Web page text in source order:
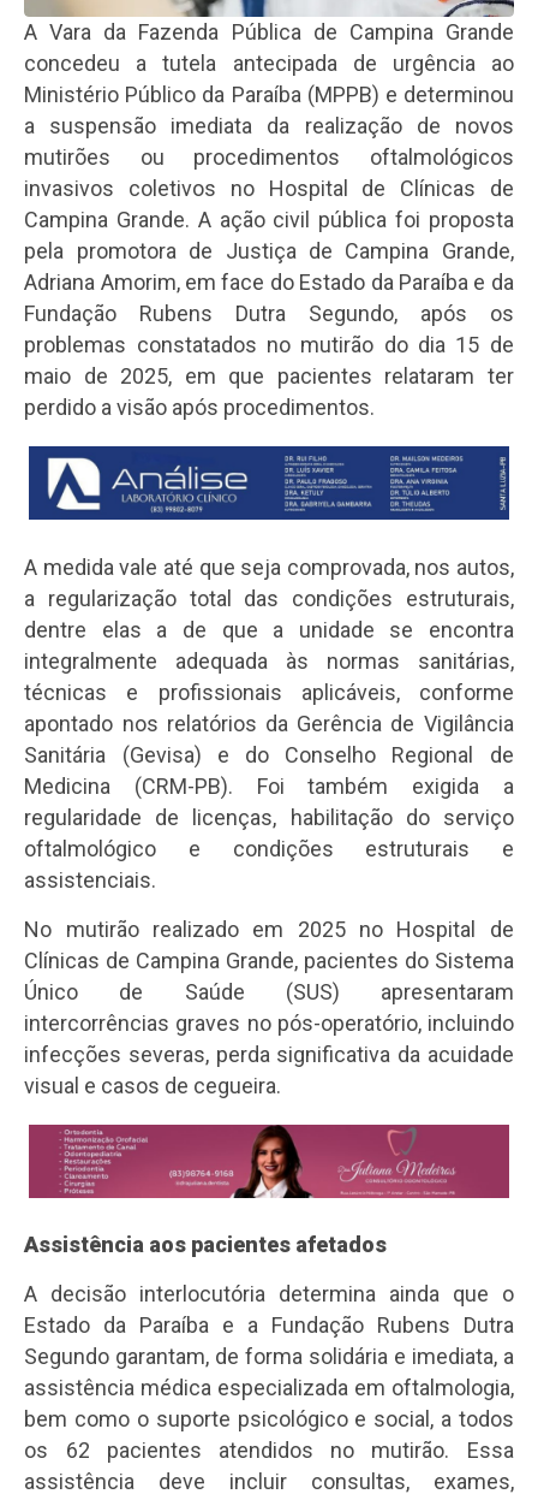
A Vara da Fazenda Pública de Campina Grande
concedeu a tutela antecipada de urgência ao
Ministério Público da Paraíba (MPPB) e determinou
a suspensão imediata da realização de novos
mutirões ou procedimentos oftalmológicos
invasivos coletivos no Hospital de Clínicas de
Campina Grande. A ação civil pública foi proposta
pela promotora de Justiça de Campina Grande,
Adriana Amorim, em face do Estado da Paraíba e da
Fundação Rubens Dutra Segundo, após os
problemas constatados no mutirão do dia 15 de
maio de 2025, em que pacientes relataram ter
perdido a visão após procedimentos.
A medida vale até que seja comprovada, nos autos,
a regularização total das condições estruturais,
dentre elas a de que a unidade se encontra
integralmente adequada às normas sanitárias,
técnicas e profissionais aplicáveis, conforme
apontado nos relatórios da Gerência de Vigilância
Sanitária (Gevisa) e do Conselho Regional de
Medicina (CRM-PB). Foi também exigida a
regularidade de licenças, habilitação do serviço
oftalmológico e condições estruturais e
assistenciais.
No mutirão realizado em 2025 no Hospital de
Clínicas de Campina Grande, pacientes do Sistema
Único de Saúde (SUS) apresentaram
intercorrências graves no pós-operatório, incluindo
infecções severas, perda significativa da acuidade
visual e casos de cegueira.
Assistência aos pacientes afetados
A decisão interlocutória determina ainda que o
Estado da Paraíba e a Fundação Rubens Dutra
Segundo garantam, de forma solidária e imediata, a
assistência médica especializada em oftalmologia,
bem como o suporte psicológico e social, a todos
os 62 pacientes atendidos no mutirão. Essa
assistência deve incluir consultas, exames,